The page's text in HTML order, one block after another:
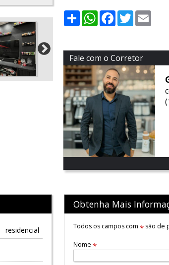
ShareWhatsApp
Facebook
Twitter
Fale com o Corretor
residencial
Obtenha Mais
Todos os campos com *são de
Nome *